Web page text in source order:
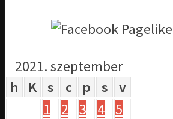
2021. szeptember
h
K s c p s
v
1
2 3 4 5